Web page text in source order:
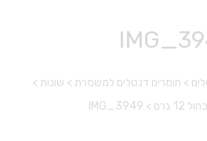
> חומרים דנטלים למשמרת > שונות >
גרם
>
IMG_3949